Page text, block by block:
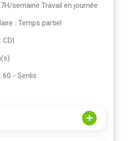
semaine Travail en journée
: Temps partiel
CDI
60 - Senlis